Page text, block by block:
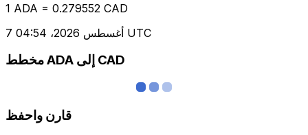
1 ADA = 0.279552 CAD
7 أغسطس 2026، 04:54 UTC
مخطط ADA إلى CAD
قارن واحفظ